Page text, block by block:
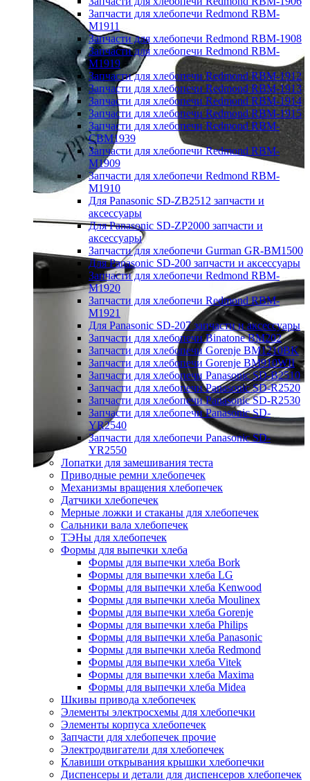
Запчасти для хлебопечи Redmond RBM-
M1911
Запчасти для хлебопечи Redmond RBM-1908
Запчасти для хлебопечи Redmond RBM-
M1919
Запчасти для хлебопечи Redmond RBM-1912
Запчасти для хлебопечи Redmond RBM-1913
Запчасти для хлебопечи Redmond RBM-1914
Запчасти для хлебопечи Redmond RBM-1915
Запчасти для хлебопечи Redmond RBM-
CBM1939
Запчасти для хлебопечи Redmond RBM-
M1909
Запчасти для хлебопечи Redmond RBM-
M1910
Для Panasonic SD-ZB2512 запчасти и
аксессуары
Для Panasonic SD-ZP2000 запчасти и
аксессуары
Запчасти для хлебопечи Gurman GR-BM1500
Для Panasonic SD-200 запчасти и аксессуары
Запчасти для хлебопечи Redmond RBM-
M1920
Запчасти для хлебопечи Redmond RBM-
M1921
Для Panasonic SD-207 запчасти и аксессуары
Запчасти для хлебопечи Binatone BM202
Запчасти для хлебопечи Gorenje BM1210BK
Запчасти для хлебопечи Gorenje BM910WII
Запчасти для хлебопечи Panasonic SD-B2510
Запчасти для хлебопечи Panasonic SD-R2520
Запчасти для хлебопечи Panasonic SD-R2530
Запчасти для хлебопечи Panasonic SD-
YR2540
Запчасти для хлебопечи Panasonic SD-
YR2550
Лопатки для замешивания теста
Приводные ремни хлебопечек
Механизмы вращения хлебопечек
Датчики хлебопечек
Мерные ложки и стаканы для хлебопечек
Сальники вала хлебопечек
ТЭНы для хлебопечек
Формы для выпечки хлеба
Формы для выпечки хлеба Bork
Формы для выпечки хлеба LG
Формы для выпечки хлеба Kenwood
Формы для выпечки хлеба Moulinex
Формы для выпечки хлеба Gorenje
Формы для выпечки хлеба Philips
Формы для выпечки хлеба Panasonic
Формы для выпечки хлеба Redmond
Формы для выпечки хлеба Vitek
Формы для выпечки хлеба Maxima
Формы для выпечки хлеба Midea
Шкивы привода хлебопечек
Элементы электросхемы для хлебопечки
Элементы корпуса хлебопечек
Запчасти для хлебопечек прочие
Электродвигатели для хлебопечек
Клавиши открывания крышки хлебопечки
Диспенсеры и детали для диспенсеров хлебопечек